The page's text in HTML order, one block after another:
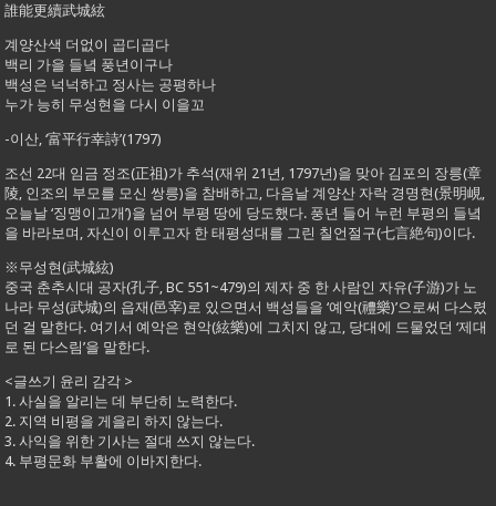
誰能更續武城絃
계양산색 더없이 곱디곱다
백리 가을 들녘 풍년이구나
백성은 넉넉하고 정사는 공평하나
누가 능히 무성현을 다시 이을꼬
-이산, ‘富平行幸詩’(1797)
조선 22대 임금 정조(正祖)가 추석(재위 21년, 1797년)을 맞아 김포의 장릉(章
陵, 인조의 부모를 모신 쌍릉)을 참배하고, 다음날 계양산 자락 경명현(景明峴,
오늘날 ‘징맹이고개’)을 넘어 부평 땅에 당도했다. 풍년 들어 누런 부평의 들녘
을 바라보며, 자신이 이루고자 한 태평성대를 그린 칠언절구(七言絶句)이다.
※무성현(武城絃)
중국 춘추시대 공자(孔子, BC 551~479)의 제자 중 한 사람인 자유(子游)가 노
나라 무성(武城)의 읍재(邑宰)로 있으면서 백성들을 ‘예악(禮樂)’으로써 다스렸
던 걸 말한다. 여기서 예악은 현악(絃樂)에 그치지 않고, 당대에 드물었던 ‘제대
로 된 다스림’을 말한다.
<글쓰기 윤리 감각 >
1. 사실을 알리는 데 부단히 노력한다.
2. 지역 비평을 게을리 하지 않는다.
3. 사익을 위한 기사는 절대 쓰지 않는다.
4. 부평문화 부활에 이바지한다.